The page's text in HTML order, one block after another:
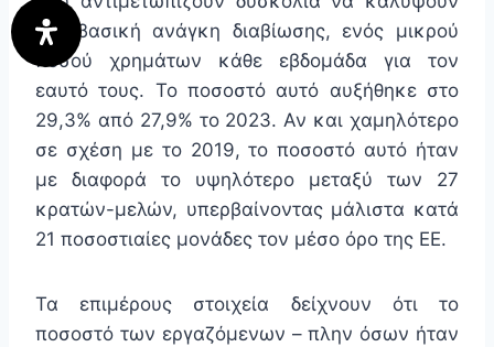
μια βασική ανάγκη διαβίωσης, ενός μικρού
ποσού χρημάτων κάθε εβδομάδα για τον
εαυτό τους. Το ποσοστό αυτό αυξήθηκε στο
29,3% από 27,9% το 2023. Αν και χαμηλότερο
σε σχέση με το 2019, το ποσοστό αυτό ήταν
με διαφορά το υψηλότερο μεταξύ των 27
κρατών-μελών, υπερβαίνοντας μάλιστα κατά
21 ποσοστιαίες μονάδες τον μέσο όρο της ΕΕ.
Τα επιμέρους στοιχεία δείχνουν ότι το
ποσοστό των εργαζόμενων – πλην όσων ήταν